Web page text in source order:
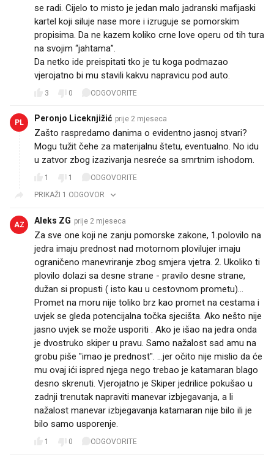
se radi. Cijelo to misto je jedan malo jadranski mafijaski
kartel koji siluje nase more i izruguje se pomorskim
propisima. Da ne kazem koliko crne love operu od tih tura
na svojim “jahtama”.
Da netko ide preispitati tko je tu koga podmazao
vjerojatno bi mu stavili kakvu napravicu pod auto.
3 0 ODGOVORITE
PL Peronjo Liceknjižić prije 2 mjeseca
Zašto raspredamo danima o evidentno jasnoj stvari?
Mogu tužit čehe za materijalnu štetu, eventualno. No idu
u zatvor zbog izazivanja nesreće sa smrtnim ishodom.
1 1
ODGOVORITE
PRIKAŽI 1 ODGOVOR
AZ Aleks ZG prije 2 mjeseca
Za sve one koji ne zanju pomorske zakone, 1.polovilo na
jedra imaju prednost nad motornom plovilujer imaju
ograničeno manevriranje zbog smjera vjetra. 2. Ukoliko ti
plovilo dolazi sa desne strane - pravilo desne strane,
dužan si propusti ( isto kau u cestovnom prometu)...
Promet na moru nije toliko brz kao promet na cestama i
uvjek se gleda potencijalna točka sjecišta. Ako nešto nije
jasno uvjek se može usporiti . Ako je išao na jedra onda
je dvostruko skiper u pravu. Samo nažalost sad amu na
grobu piše "imao je prednost". ...jer očito nije mislio da će
mu ovaj ići ispred njega nego trebao je katamaran blago
desno skrenuti. Vjerojatno je Skiper jedrilice pokušao u
zadnji trenutak napraviti manevar izbjegavanja, a li
nažalost manevar izbjegavanja katamaran nije bilo ili je
bilo samo usporenje.
1 0 ODGOVORITE